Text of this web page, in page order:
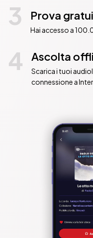
3 Prova
Hai accesso a
4 Ascolta
Scarica i tuoi
connessione a